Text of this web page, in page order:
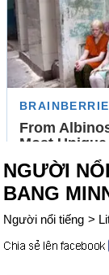
NGƯỜI
BANG
Người nổi tiếng >